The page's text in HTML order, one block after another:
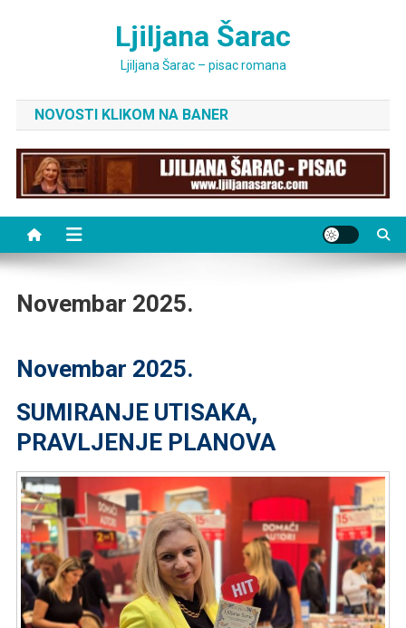
Ljiljana Šarac
Ljiljana Šarac – pisac romana
NOVOSTI KLIKOM NA BANER
Novembar 2025.
Novembar 2025.
SUMIRANJE UTISAKA,
PRAVLJENJE PLANOVA